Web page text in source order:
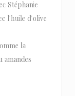
Stéphanie
l'huile d'olive
la
amandes